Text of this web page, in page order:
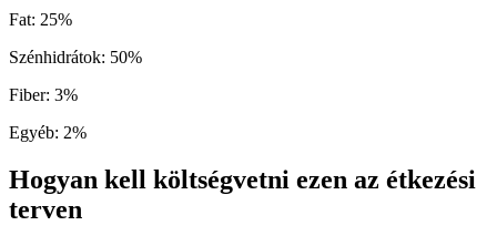
Fat: 25%
Szénhidrátok: 50%
Fiber: 3%
Egyéb: 2%
Hogyan kell költségvetni ezen az étkezési
terven